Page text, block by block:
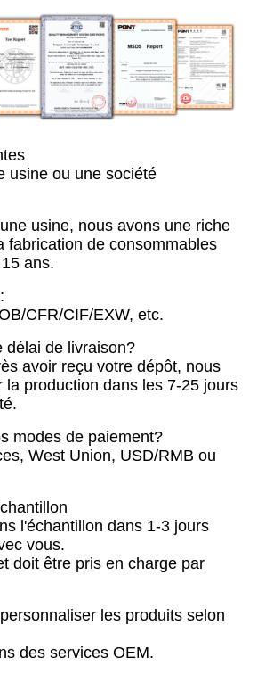
usine ou une société
usine, nous avons une riche
fabrication de consommables
ans.
CFR/CIF/EXW, etc.
délai de livraison?
avoir reçu votre dépôt, nous
la production dans les 7-25 jours
modes de paiement?
West Union, USD/RMB ou
l'échantillon dans 1-3 jours
vous.
doit être pris en charge par
les produits selon
des services OEM.